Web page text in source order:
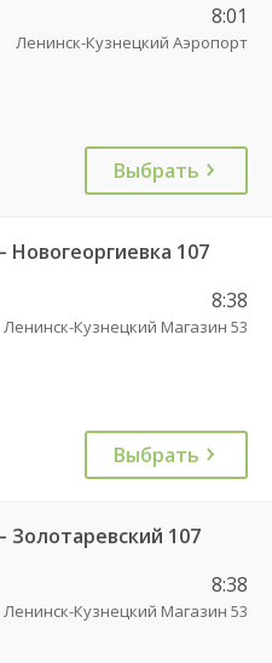
8:01
Ленинск-Кузнецкий Аэропорт
Выбрать
107
8:38
Ленинск-Кузнецкий Магазин 53
Выбрать
107
8:38
Ленинск-Кузнецкий Магазин 53